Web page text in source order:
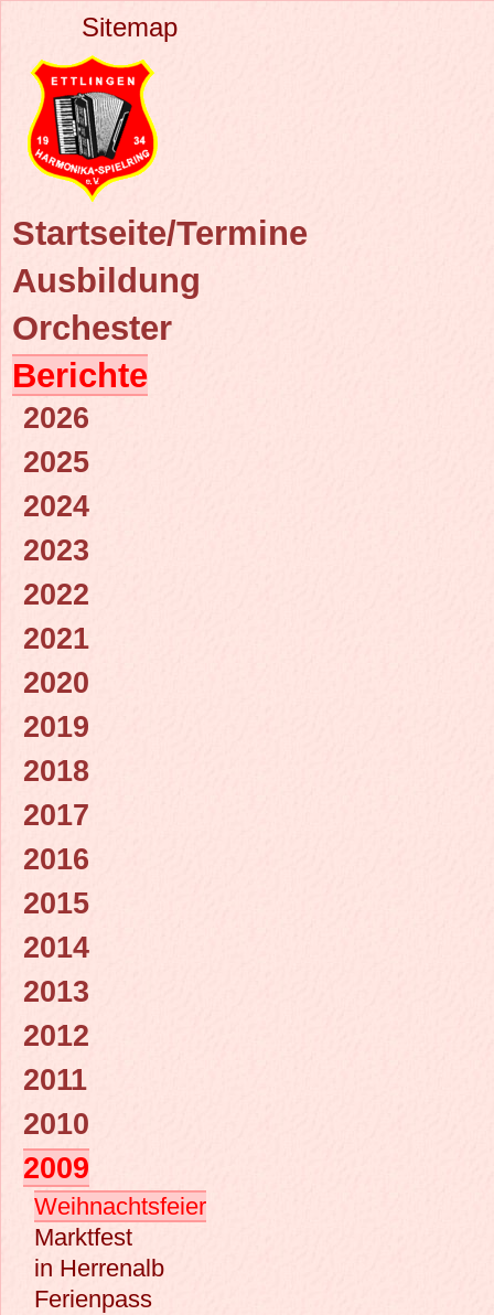
Sitemap
Startseite/Termine
Ausbildung
Orchester
Berichte
2026
2025
2024
2023
2022
2021
2020
2019
2018
2017
2016
2015
2014
2013
2012
2011
2010
2009
Weihnachtsfeier
Marktfest
in Herrenalb
Ferienpass